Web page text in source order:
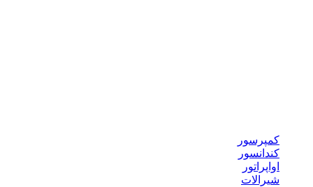
کمپرسور
کندانسور
اواپراتور
شیرالات